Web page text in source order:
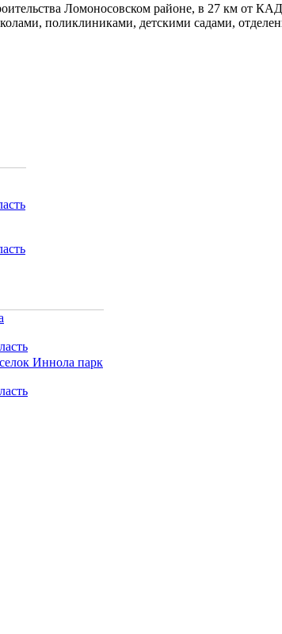
Ломоносовском районе, в 27 км от
поликлиниками, детскими садами,